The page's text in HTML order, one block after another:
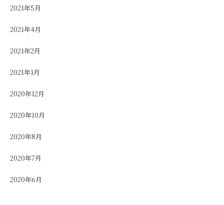
2021年5月
2021年4月
2021年2月
2021年1月
2020年12月
2020年10月
2020年8月
2020年7月
2020年6月